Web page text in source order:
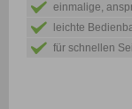
einmalige,
leichte
für schnellen